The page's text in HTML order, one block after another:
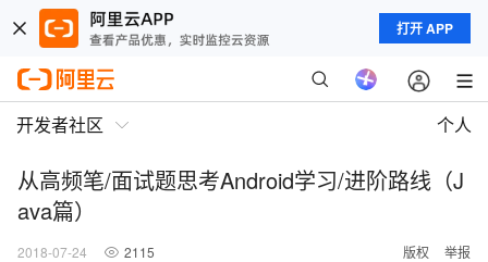
打开 APP
开发者社区 个人
从高频笔/面试题思考Android学习/进阶路线（J
ava篇）
2018-07-24 2115 版权 举报